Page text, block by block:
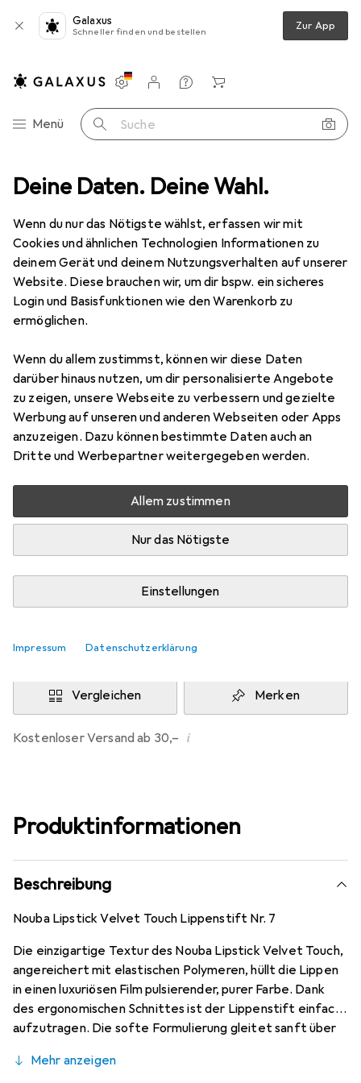
Deine Daten. Deine Wahl.
Wenn du nur das Nötigste wählst, erfassen wir mit
Cookies und ähnlichen Technologien Informationen zu
deinem Gerät und deinem Nutzungsverhalten auf unserer
Website. Diese brauchen wir, um dir bspw. ein sicheres
Login und Basisfunktionen wie den Warenkorb zu
ermöglichen.
Wenn du allem zustimmst, können wir diese Daten
darüber hinaus nutzen, um dir personalisierte Angebote
zu zeigen, unsere Webseite zu verbessern und gezielte
Werbung auf unseren und anderen Webseiten oder Apps
anzuzeigen. Dazu können bestimmte Daten auch an
Dritte und Werbepartner weitergegeben werden.
Allem zustimmen
Nur das Nötigste
Einstellungen
Impressum Datenschutzerklärung
Galaxus
Schneller finden und bestellen Zur App
Navigation nach Kategorien
Menü Suche
Einstellungen
Kundenkonto
Vergleichslisten
Merklisten
Warenkorb
+ Lipgloss Nouba Lipstick Velvet Touch Lippenstift Nr.7
2 Bilder
Nouba Lipstick Velvet Touch
Lippenstift Nr.7
Nr. 07
Preis in EUR inkl. MwSt.
EUR
12,65
Bewertungen Marke
Mehr von Nouba
9 Stück an Lager beim Drittanbieter
Lieferort angeben für genaue Lieferzeit
BeautyHair24DE
In den Warenkorb
Vergleichen Merken
Kostenloser Versand ab 30,– i
Produktinformationen
Beschreibung
Nouba Lipstick Velvet Touch Lippenstift Nr. 7
Die einzigartige Textur des Nouba Lipstick Velvet Touch,
angereichert mit elastischen Polymeren, hüllt die Lippen
in einen luxuriösen Film pulsierender, purer Farbe. Dank
des ergonomischen Schnittes ist der Lippenstift einfach
aufzutragen. Die softe Formulierung gleitet sanft über
angenehmen, schwerelosen, matten Finish und
Mehr anzeigen